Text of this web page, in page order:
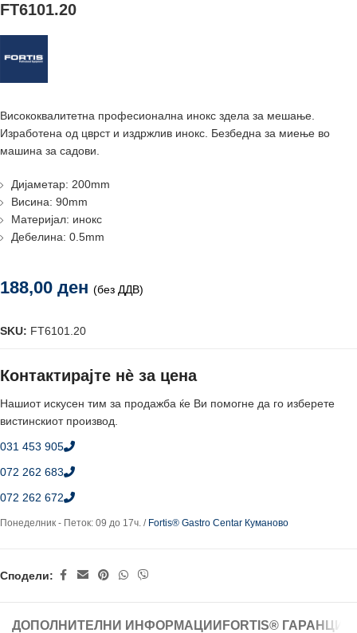
FT6101.20
Висококвалитетна професионалнa инокс здела за мешање.
Изработена од цврст и издржлив инокс. Безбедна за миење во
машина за садови.
Дијаметар: 200mm
Висина: 90mm
Материјал: инокс
Дебелина: 0.5mm
188,00 ден (без ДДВ)
SKU: FT6101.20
Контактирајте нè за цена
Нашиот искусен тим за продажба ќе Ви помогне да го изберете
вистинскиот производ.
031 453 905
072 262 683
072 262 672
Понеделник - Петок: 09 до 17ч. / Fortis® Gastro Centar Куманово
Сподели:
ДОПОЛНИТЕЛНИ ИНФОРМАЦИИ FORTIS®